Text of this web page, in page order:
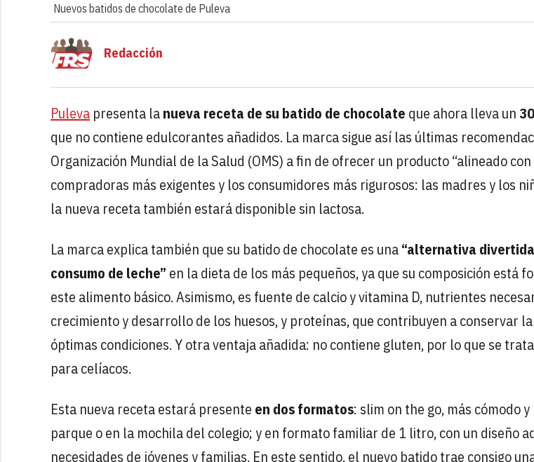
Nuevos batidos de chocolate de Puleva
Redacción
Puleva presenta lanueva receta de su batido de chocolate que ahora lleva un
que no contiene edulcorantes añadidos. La marca sigue así las últimas
Organización Mundial de la Salud (OMS) a fin de ofrecer un producto “alineado
compradoras más exigentes y los consumidores más rigurosos: las madres y los
la nueva receta también estará disponible sin lactosa.
La marca explica también que su batido de chocolate es una“alternativa
consumo de leche” en la dieta de los más pequeños, ya que su composición está
este alimento básico. Asimismo, es fuente de calcio y vitamina D, nutrientes
crecimiento y desarrollo de los huesos, y proteínas, que contribuyen a conservar
óptimas condiciones. Y otra ventaja añadida: no contiene gluten, por lo que se
para celíacos.
Esta nueva receta estará presente en dos formatos: slim on the go, más cómodo
parque o en la mochila del colegio; y en formato familiar de 1 litro, con un diseño
necesidades de jóvenes y familias. En este sentido, el nuevo batido trae consigo